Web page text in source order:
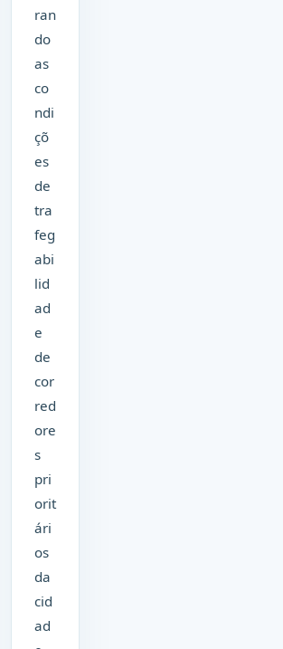
ran
do
as
co
ndi
çõ
es
de
tra
feg
abi
lid
ad
e
de
cor
red
ore
s
pri
orit
ári
os
da
cid
ad